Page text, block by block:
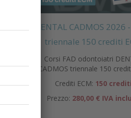
DENTAL CADMOS 2026
triennale 150 crediti
Corsi FAD odontoiatri
CADMOS triennale 150
Crediti ECM: 150 crediti
Prezzo: 280,00 € IVA